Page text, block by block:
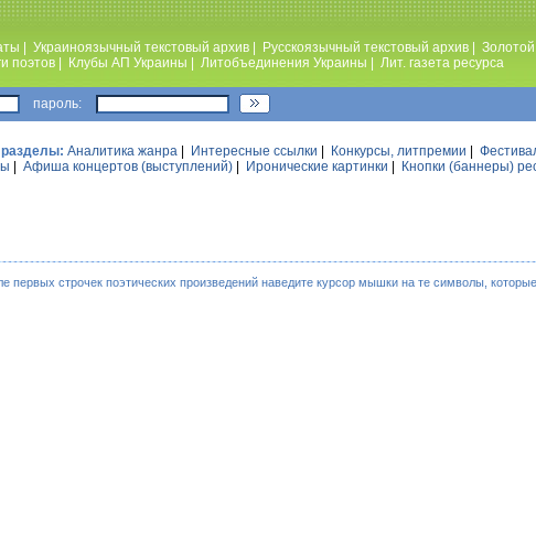
Украиноязычный текстовый архив Русскоязычный текстовый архив
поэтов Клубы АП Украины Литобъединения Украины Лит. газета ресурса
пароль:
разделы: Аналитика жанра Интересные ссылки Конкурсы, литпремии
Афиша концертов (выступлений) Иронические картинки Кнопки (баннеры)
первых строчек поэтических произведений наведите курсор мышки на те символы,